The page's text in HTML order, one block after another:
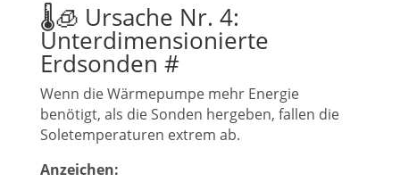
🌡️🧊 Ursache Nr. 4:
Unterdimensionierte
Erdsonden #
Wenn die Wärmepumpe mehr Energie
benötigt, als die Sonden hergeben, fallen die
Soletemperaturen extrem ab.
Anzeichen: